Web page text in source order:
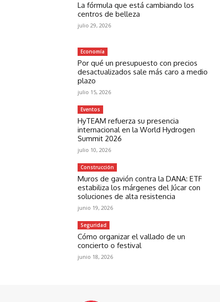
La fórmula que está cambiando los
centros de belleza
julio 29, 2026
Economía
Por qué un presupuesto con precios
desactualizados sale más caro a medio
plazo
julio 15, 2026
Eventos
HyTEAM refuerza su presencia
internacional en la World Hydrogen
Summit 2026
julio 10, 2026
Construcción
Muros de gavión contra la DANA: ETF
estabiliza los márgenes del Júcar con
soluciones de alta resistencia
junio 19, 2026
Seguridad
Cómo organizar el vallado de un
concierto o festival
junio 18, 2026